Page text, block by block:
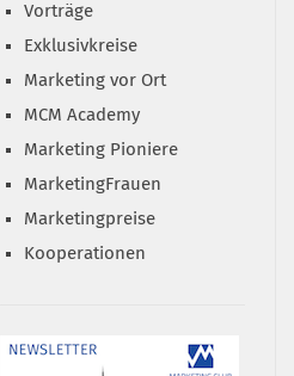
Vorträge
Exklusivkreise
Marketing vor Ort
MCM Academy
Marketing Pioniere
MarketingFrauen
Marketingpreise
Kooperationen